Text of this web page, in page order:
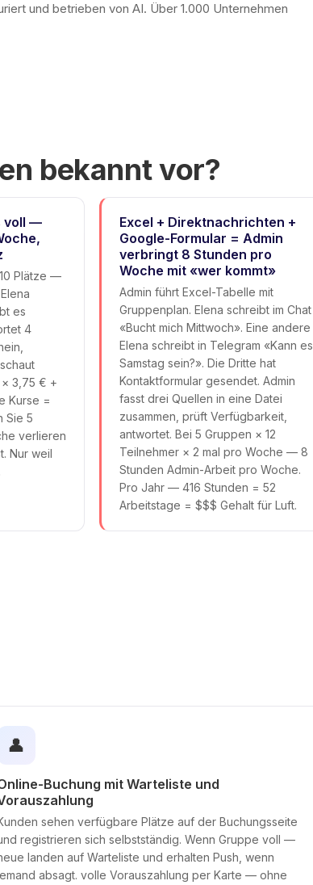
und betrieben von AI. Über 1.000 Unternehmen
bekannt vor?
voll —
Plätze —
es
4
× 3,75 € +
Kurse =
Sie 5
verlieren
Nur weil
Excel + Direktnachrichten +
Google-Formular = Admin
verbringt 8 Stunden pro
Woche mit «wer kommt»
Admin führt Excel-Tabelle mit
Gruppenplan. Elena schreibt im Chat
«Bucht mich Mittwoch». Eine andere
Elena schreibt in Telegram «Kann es
Samstag sein?». Die Dritte hat
Kontaktformular gesendet. Admin
fasst drei Quellen in eine Datei
zusammen, prüft Verfügbarkeit,
antwortet. Bei 5 Gruppen × 12
Teilnehmer × 2 mal pro Woche — 8
Stunden Admin-Arbeit pro Woche.
Pro Jahr — 416 Stunden = 52
Arbeitstage = $$$ Gehalt für Luft.
👤
Buchung mit Warteliste und
sehen verfügbare Plätze auf der Buchungsseite
registrieren sich selbstständig. Wenn Gruppe voll —
landen auf Warteliste und erhalten Push, wenn
absagt. volle Vorauszahlung per Karte — ohne